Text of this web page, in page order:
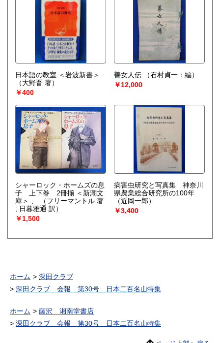
日本語の教室 ＜岩波新書＞
（大野晋 著）
￥400
善女人伝
（石村貞一：編）
￥12,000
シャーロック・ホームズの息
子 上下巻 2冊揃 ＜新潮文
庫＞ 、
（フリーマントル 著
; 日暮雅通 訳）
￥1,500
病害虫研究と写真集 神奈川
県農業総合研究所の100年
（近岡一郎）
￥3,400
ホーム
深田クラブ
深田クラブ 会報 第30号 日本二百名山特集
ホーム
藤沢 湘南堂書店
深田クラブ 会報 第30号 日本二百名山特集